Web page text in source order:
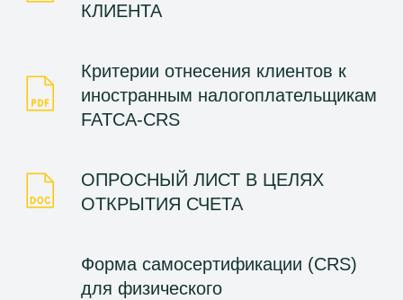
КЛИЕНТА
Критерии отнесения клиентов к
иностранным налогоплательщикам
FATCA-CRS
ОПРОСНЫЙ ЛИСТ В ЦЕЛЯХ
ОТКРЫТИЯ СЧЕТА
Форма самосертификации (CRS)
для физического